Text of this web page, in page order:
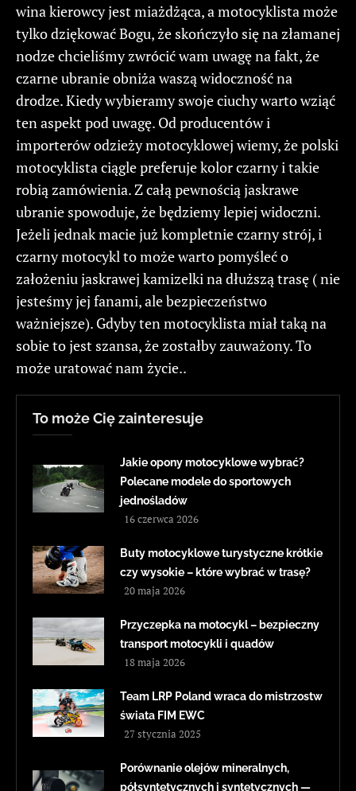
wina kierowcy jest miażdżąca, a motocyklista może
tylko dziękować Bogu, że skończyło się na złamanej
nodze chcieliśmy zwrócić wam uwagę na fakt, że
czarne ubranie obniża waszą widoczność na
drodze. Kiedy wybieramy swoje ciuchy warto wziąć
ten aspekt pod uwagę. Od producentów i
importerów odzieży motocyklowej wiemy, że polski
motocyklista ciągle preferuje kolor czarny i takie
robią zamówienia. Z całą pewnością jaskrawe
ubranie spowoduje, że będziemy lepiej widoczni.
Jeżeli jednak macie już kompletnie czarny strój, i
czarny motocykl to może warto pomyśleć o
założeniu jaskrawej kamizelki na dłuższą trasę ( nie
jesteśmy jej fanami, ale bezpieczeństwo
ważniejsze). Gdyby ten motocyklista miał taką na
sobie to jest szansa, że zostałby zauważony. To
może uratować nam życie..
To może Cię zainteresuje
Jakie opony motocyklowe wybrać?
Polecane modele do sportowych
jednośladów
16 czerwca 2026
Buty motocyklowe turystyczne krótkie
czy wysokie – które wybrać w trasę?
20 maja 2026
Przyczepka na motocykl – bezpieczny
transport motocykli i quadów
18 maja 2026
Team LRP Poland wraca do mistrzostw
świata FIM EWC
27 stycznia 2025
Porównanie olejów mineralnych,
półsyntetycznych i syntetycznych —